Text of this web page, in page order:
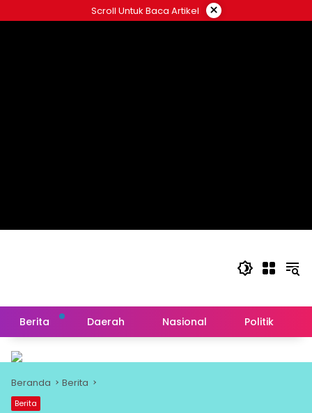
ke
Scroll Untuk Baca Artikel ×
Berita Daerah Nasional Politik
Beranda Berita
Berita